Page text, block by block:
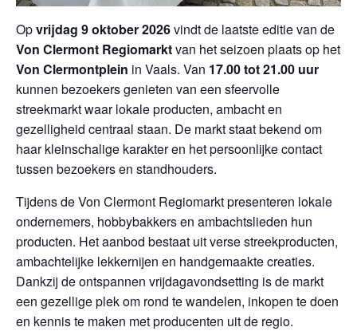
Opvrijdag 9 oktober 2026vindt de laatste editie van de
Von Clermont Regiomarktvan het seizoen plaats op het
Von Clermontplein in Vaals. Van 17.00 tot 21.00 uur
kunnen bezoekers genieten van een sfeervolle
streekmarkt waar lokale producten, ambacht en
gezelligheid centraal staan. De markt staat bekend om
haar kleinschalige karakter en het persoonlijke contact
tussen bezoekers en standhouders.
Tijdens de Von Clermont Regiomarkt presenteren lokale
ondernemers, hobbybakkers en ambachtslieden hun
producten. Het aanbod bestaat uit verse streekproducten,
ambachtelijke lekkernijen en handgemaakte creaties.
Dankzij de ontspannen vrijdagavondsetting is de markt
een gezellige plek om rond te wandelen, inkopen te doen
en kennis te maken met producenten uit de regio.